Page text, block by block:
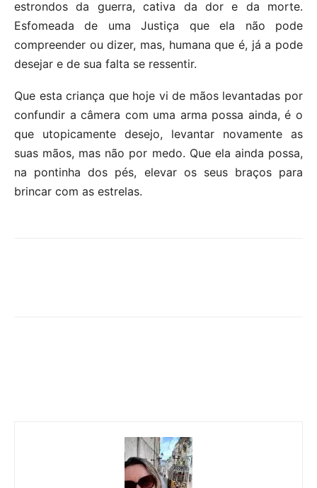
estrondos da guerra, cativa da dor e da morte.
Esfomeada de uma Justiça que ela não pode
compreender ou dizer, mas, humana que é, já a pode
desejar e de sua falta se ressentir.
Que esta criança que hoje vi de mãos levantadas por
confundir a câmera com uma arma possa ainda, é o
que utopicamente desejo, levantar novamente as
suas mãos, mas não por medo. Que ela ainda possa,
na pontinha dos pés, elevar os seus braços para
brincar com as estrelas.